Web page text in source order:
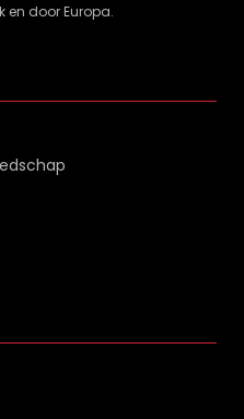
en door Europa.